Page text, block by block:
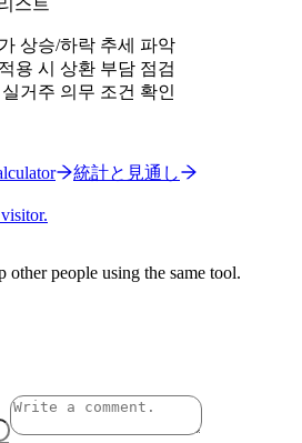
스트
상승/하락 추세 파악
용 시 상환 부담 점검
거주 의무 조건 확인
統計と見通し
other people using the same tool.